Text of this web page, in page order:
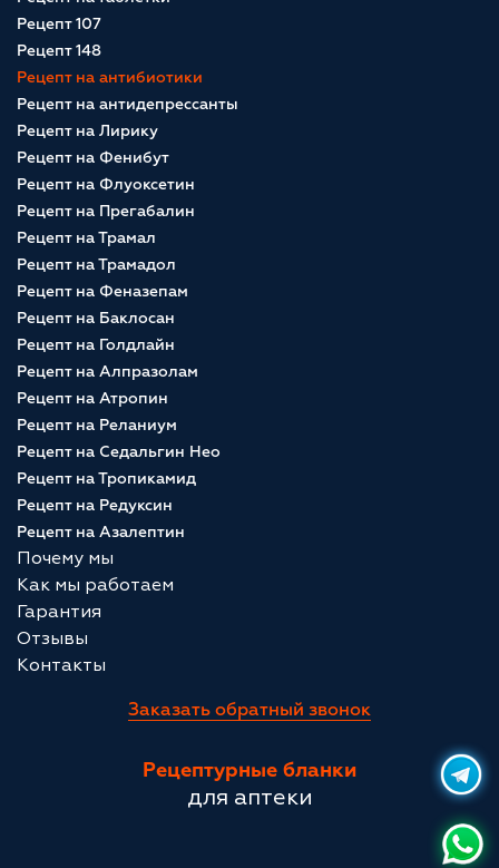
Рецептурные бланки
для аптеки
Рецепт 107
Рецепт 148
Рецепт на антибиотики
Рецепт на антидепрессанты
Рецепт на Лирику
Рецепт на Фенибут
Рецепт на Флуоксетин
Рецепт на Прегабалин
Рецепт на Трамал
Рецепт на Трамадол
Рецепт на Феназепам
Рецепт на Баклосан
Рецепт на Голдлайн
Рецепт на Алпразолам
Рецепт на Атропин
Рецепт на Реланиум
Рецепт на Седальгин Нео
Рецепт на Тропикамид
Рецепт на Редуксин
Рецепт на Азалептин
Почему мы
Как мы работаем
Гарантия
Отзывы
Контакты
Заказать обратный звонок